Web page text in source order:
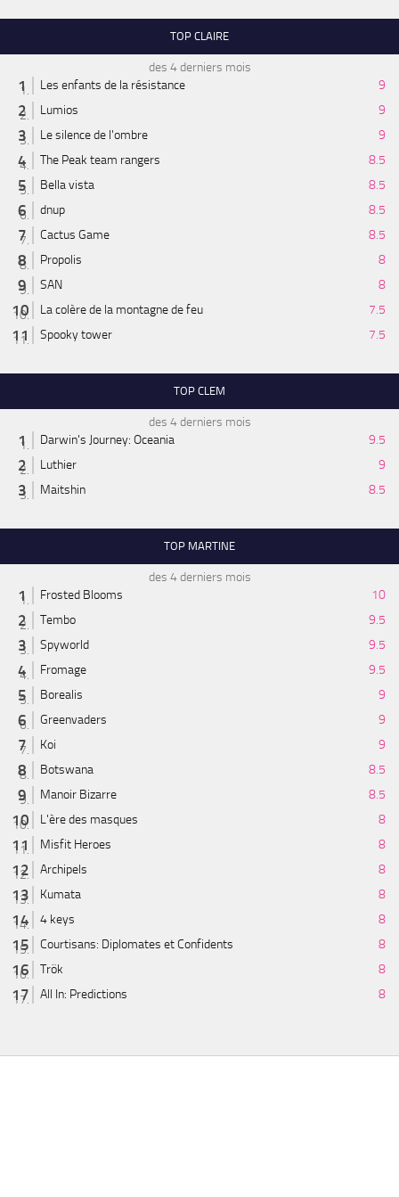
TOP CLAIRE
des 4 derniers mois
Les enfants de la résistance
9
Lumios
9
Le silence de l'ombre
9
The Peak team rangers
8.5
Bella vista
8.5
dnup
8.5
Cactus Game
8.5
Propolis
8
SAN
8
La colère de la montagne de feu
7.5
Spooky tower
7.5
TOP CLEM
des 4 derniers mois
Darwin's Journey: Oceania
9.5
Luthier
9
Maitshin
8.5
TOP MARTINE
des 4 derniers mois
Frosted Blooms
10
Tembo
9.5
Spyworld
9.5
Fromage
9.5
Borealis
9
Greenvaders
9
Koi
9
Botswana
8.5
Manoir Bizarre
8.5
L'ère des masques
8
Misfit Heroes
8
Archipels
8
Kumata
8
4 keys
8
Courtisans: Diplomates et Confidents
8
Trök
8
All In: Predictions
8